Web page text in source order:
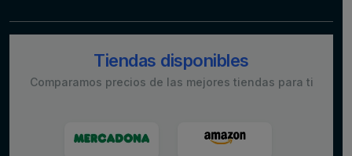
Tiendas disponibles
Comparamos precios de las mejores tiendas para ti